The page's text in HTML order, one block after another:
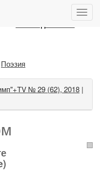
меню
Поэзия
№ 29 (62), 2018 |